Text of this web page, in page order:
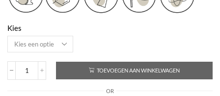
Kies
Tender
TOEVOEGEN AAN WINKELWAGEN
OR